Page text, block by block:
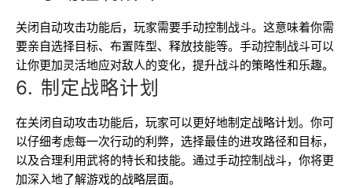
关闭自动攻击功能后，玩家需要手动控制战斗。这意味着你需
要亲自选择目标、布置阵型、释放技能等。手动控制战斗可以
让你更加灵活地应对敌人的变化，提升战斗的策略性和乐趣。
6. 制定战略计划
在关闭自动攻击功能后，玩家可以更好地制定战略计划。你可
以仔细考虑每一次行动的利弊，选择最佳的进攻路径和目标，
以及合理利用武将的特长和技能。通过手动控制战斗，你将更
加深入地了解游戏的战略层面。